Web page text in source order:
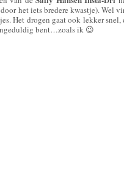
het iets bredere kwastje). Wel
Het drogen gaat ook lekker
bent…zoals ik 😉